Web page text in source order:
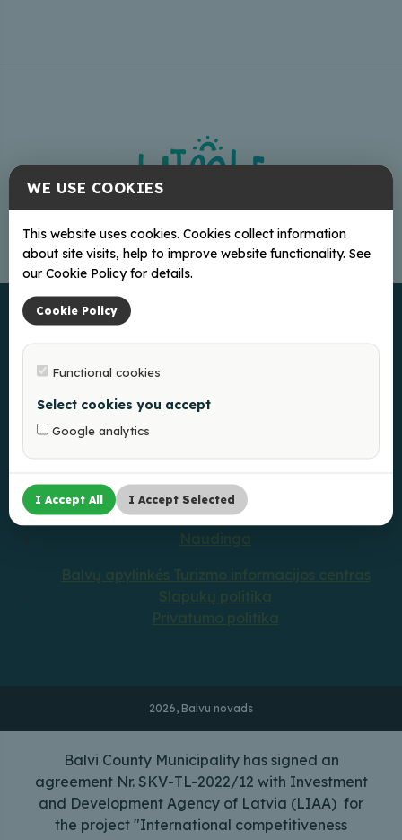
Kur pavalgyti?
Kur nakvoti?
Balvų apylinkės Turizmo informacijos centras
Slapukų politika
Privatumo politika
2026, Balvu novads
Balvi County Municipality has signed an
agreement Nr. SKV-TL-2022/12 with Investment
and Development Agency of Latvia (LIAA) for
the project "International competitiveness
WE USE COOKIES
This website uses cookies. Cookies collect information
about site visits, help to improve website functionality. See
our Cookie Policy for details.
Cookie Policy
Functional cookies
Select cookies you accept
Google analytics
I Accept All I Accept Selected